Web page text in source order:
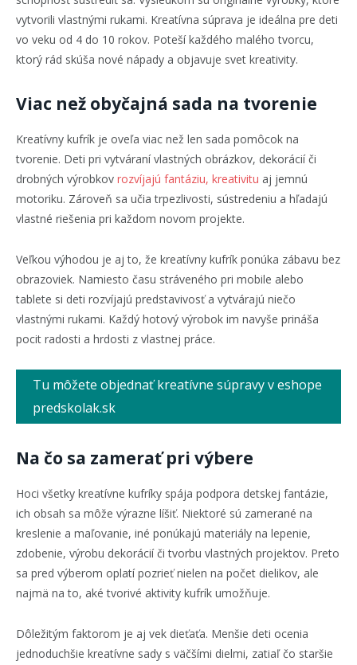
vytvorili vlastnými rukami. Kreatívna súprava je ideálna pre deti
vo veku od 4 do 10 rokov. Poteší každého malého tvorcu,
ktorý rád skúša nové nápady a objavuje svet kreativity.
Viac než obyčajná sada na tvorenie
Kreatívny kufrík je oveľa viac než len sada pomôcok na
tvorenie. Deti pri vytváraní vlastných obrázkov, dekorácií či
drobných výrobkov rozvíjajú fantáziu, kreativitu aj jemnú
motoriku. Zároveň sa učia trpezlivosti, sústredeniu a hľadajú
vlastné riešenia pri každom novom projekte.
Veľkou výhodou je aj to, že kreatívny kufrík ponúka zábavu bez
obrazoviek. Namiesto času stráveného pri mobile alebo
tablete si deti rozvíjajú predstavivosť a vytvárajú niečo
vlastnými rukami. Každý hotový výrobok im navyše prináša
pocit radosti a hrdosti z vlastnej práce.
Tu môžete objednať kreatívne súpravy v eshope
predskolak.sk
Na čo sa zamerať pri výbere
Hoci všetky kreatívne kufríky spája podpora detskej fantázie,
ich obsah sa môže výrazne líšiť. Niektoré sú zamerané na
kreslenie a maľovanie, iné ponúkajú materiály na lepenie,
zdobenie, výrobu dekorácií či tvorbu vlastných projektov. Preto
sa pred výberom oplatí pozrieť nielen na počet dielikov, ale
najmä na to, aké tvorivé aktivity kufrík umožňuje.
Dôležitým faktorom je aj vek dieťaťa. Menšie deti ocenia
jednoduchšie kreatívne sady s väčšími dielmi, zatiaľ čo staršie